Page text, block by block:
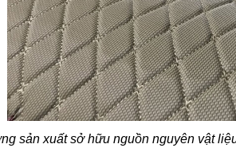
sản xuất sở hữu nguồn nguyên vật